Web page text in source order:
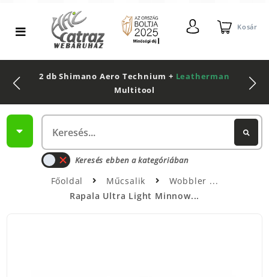
Kosár
2 db Shimano Aero Technium + Leatherman
Multitool
Keresés ebben a kategóriában
Főoldal Műcsalik
Wobbler
Rapala Ultra Light Minnow...